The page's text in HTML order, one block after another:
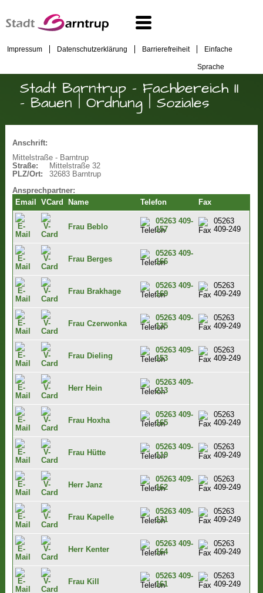
Impressum Datenschutzerklärung Barrierefreiheit Einfache
Sprache
Stadt Barntrup - Fachbereich II
- Bauen | Ordnung | Soziales
Anschrift:
Mittelstraße - Barntrup
Straße:
Mittelstraße 32
PLZ/Ort:
32683 Barntrup
Ansprechpartner:
Email
VCard Name Telefon Fax
Frau Beblo
05263 409-
157
05263
409-249
Frau Berges
05263 409-
166
Frau Brakhage
05263 409-
169
05263
409-249
Frau Czerwonka
05263 409-
135
05263
409-249
Frau Dieling
05263 409-
153
05263
409-249
Herr Hein
05263 409-
213
Frau Hoxha
05263 409-
165
05263
409-249
Frau Hütte
05263 409-
119
05263
409-249
Herr Janz
05263 409-
162
05263
409-249
Frau Kapelle
05263 409-
131
05263
409-249
Herr Kenter
05263 409-
164
05263
409-249
Frau Kill
05263 409-
161
05263
409-249